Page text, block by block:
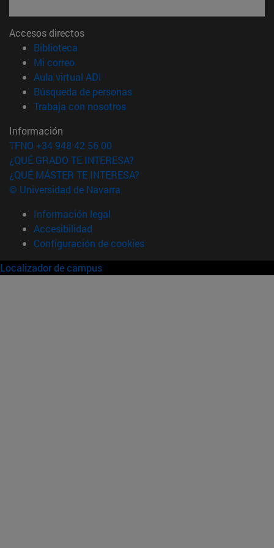
Accesos directos
Biblioteca
Mi correo(abre en nueva ventana)
Aula virtual ADI
Búsqueda de personas(abre en nueva ventana)
Trabaja con nosotros(abre en nueva ventana)
Información
TFNO +34 948 42 56 00
¿QUÉ GRADO TE INTERESA?
¿QUÉ MÁSTER TE INTERESA?
© Universidad de Navarra
Información legal
Accesibilidad
Configuración de cookies
Localizador de campus